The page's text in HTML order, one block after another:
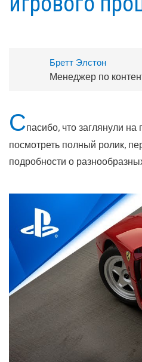
Бретт Элстон
Менеджер по
Спасибо, что заглянули
посмотреть полный ролик,
подробности о